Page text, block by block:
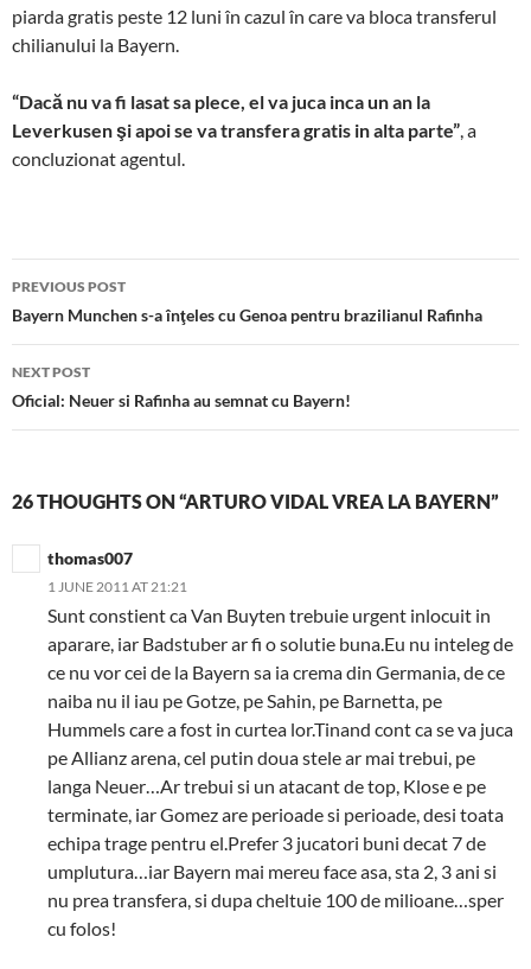
piarda gratis peste 12 luni în cazul în care va bloca transferul
chilianului la Bayern.
“Dacă nu va fi lasat sa plece, el va juca inca un an la
Leverkusen şi apoi se va transfera gratis in alta parte”, a
concluzionat agentul.
Post
navigation
PREVIOUS POST
Bayern Munchen s-a înţeles cu Genoa pentru brazilianul Rafinha
NEXT POST
Oficial: Neuer si Rafinha au semnat cu Bayern!
26 THOUGHTS ON “ARTURO VIDAL VREA LA BAYERN”
thomas007
1 JUNE 2011 AT 21:21
Sunt constient ca Van Buyten trebuie urgent inlocuit in
aparare, iar Badstuber ar fi o solutie buna.Eu nu inteleg de
ce nu vor cei de la Bayern sa ia crema din Germania, de ce
naiba nu il iau pe Gotze, pe Sahin, pe Barnetta, pe
Hummels care a fost in curtea lor.Tinand cont ca se va juca
pe Allianz arena, cel putin doua stele ar mai trebui, pe
langa Neuer…Ar trebui si un atacant de top, Klose e pe
terminate, iar Gomez are perioade si perioade, desi toata
echipa trage pentru el.Prefer 3 jucatori buni decat 7 de
umplutura…iar Bayern mai mereu face asa, sta 2, 3 ani si
nu prea transfera, si dupa cheltuie 100 de milioane…sper
cu folos!